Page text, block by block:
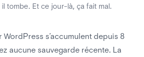
tombe. Et ce jour-là, ça fait mal.
WordPress s’accumulent depuis 8
aucune sauvegarde récente. La